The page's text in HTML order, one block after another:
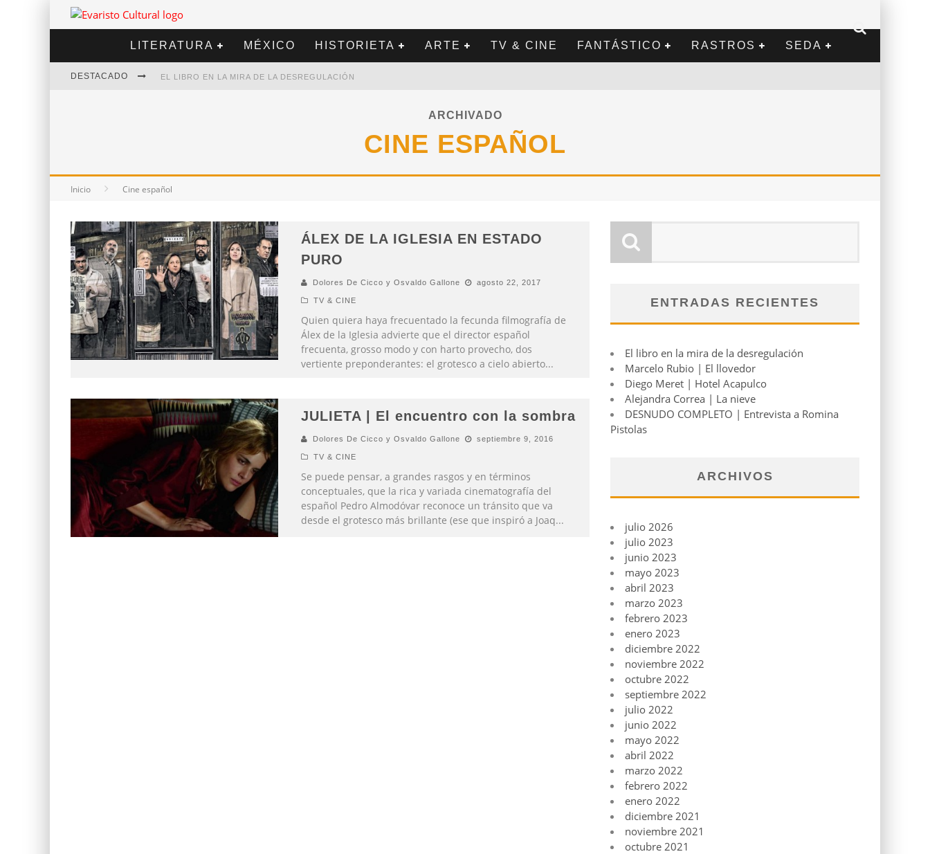
LITERATURA MÉXICO HISTORIETA ARTE TV & CINE FANTÁSTICO RASTROS SEDA
DESTACADO EL LIBRO EN LA MIRA DE LA DESREGULACIÓN
ARCHIVADO
CINE ESPAÑOL
Inicio Cine español
ÁLEX DE LA IGLESIA EN ESTADO
PURO
Dolores De Cicco y Osvaldo Gallone agosto 22, 2017
TV & CINE
Quien quiera haya frecuentado la fecunda filmografía de
Álex de la Iglesia advierte que el director español
frecuenta, grosso modo y con harto provecho, dos
vertiente preponderantes: el grotesco a cielo abierto...
JULIETA | El encuentro con la sombra
Dolores De Cicco y Osvaldo Gallone septiembre 9, 2016
TV & CINE
Se puede pensar, a grandes rasgos y en términos
conceptuales, que la rica y variada cinematografía del
español Pedro Almodóvar reconoce un tránsito que va
desde el grotesco más brillante (ese que inspiró a Joaq...
ENTRADAS RECIENTES
El libro en la mira de la desregulación
Marcelo Rubio | El llovedor
Diego Meret | Hotel Acapulco
Alejandra Correa | La nieve
DESNUDO COMPLETO | Entrevista a Romina
Pistolas
ARCHIVOS
julio 2026
julio 2023
junio 2023
mayo 2023
abril 2023
marzo 2023
febrero 2023
enero 2023
diciembre 2022
noviembre 2022
octubre 2022
septiembre 2022
julio 2022
junio 2022
mayo 2022
abril 2022
marzo 2022
febrero 2022
enero 2022
diciembre 2021
noviembre 2021
octubre 2021